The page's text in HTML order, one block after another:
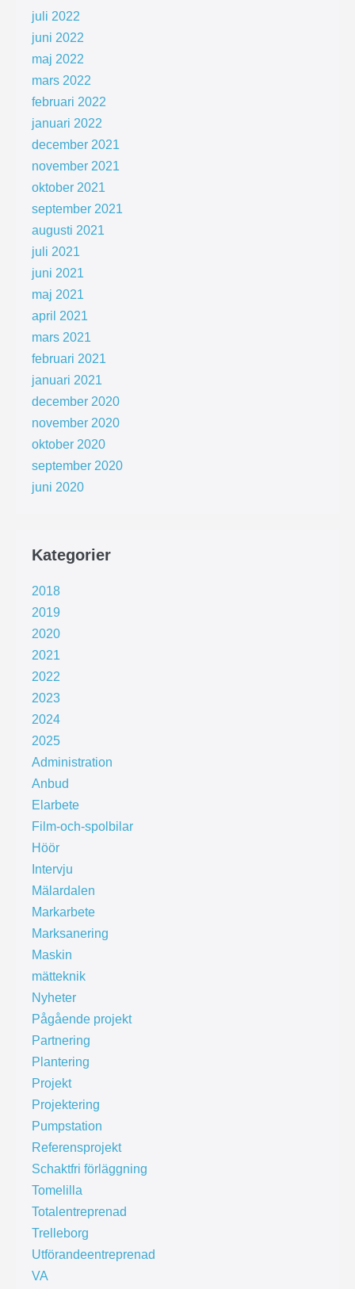
juli 2022
juni 2022
maj 2022
mars 2022
februari 2022
januari 2022
december 2021
november 2021
oktober 2021
september 2021
augusti 2021
juli 2021
juni 2021
maj 2021
april 2021
mars 2021
februari 2021
januari 2021
december 2020
november 2020
oktober 2020
september 2020
juni 2020
Kategorier
2018
2019
2020
2021
2022
2023
2024
2025
Administration
Anbud
Elarbete
Film-och-spolbilar
Höör
Intervju
Mälardalen
Markarbete
Marksanering
Maskin
mätteknik
Nyheter
Pågående projekt
Partnering
Plantering
Projekt
Projektering
Pumpstation
Referensprojekt
Schaktfri förläggning
Tomelilla
Totalentreprenad
Trelleborg
Utförandeentreprenad
VA